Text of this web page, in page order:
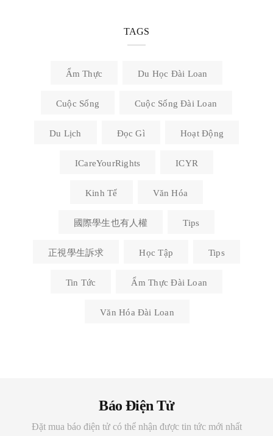
TAGS
Ẩm Thực Du Học Đài Loan
Cuộc Sống Cuộc Sống Đài Loan
Du Lịch Đọc Gì Hoạt Động
ICareYourRights ICYR
Kinh Tế Văn Hóa
國際學生也有人權 Tips
正視學生訴求 Học Tập Tips
Tin Tức Ẩm Thực Đài Loan
Văn Hóa Đài Loan
Báo Điện Tử
Đặt mua báo điện tử có thể nhận được tin tức mới nhất